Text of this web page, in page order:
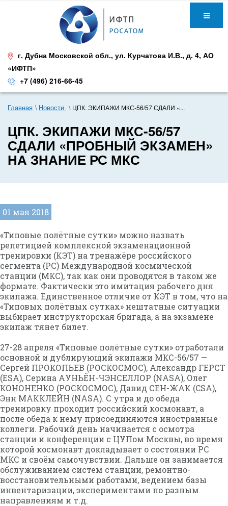
г. Дубна Московской обл., ул. Курчатова И.В., д. 4, АО
«ИФТП»
+7 (496) 216-66-45
Главная Новости ЦПК. ЭКИПАЖИ МКС-56/57 СДАЛИ «...
ЦПК. ЭКИПАЖИ МКС-56/57
СДАЛИ «ПРОБНЫЙ ЭКЗАМЕН»
НА ЗНАНИЕ РС МКС
01 мая 2018
«Типовые полётные сутки» можно назвать
репетицией комплексной экзаменационной
тренировки (КЭТ) на тренажёре российского
сегмента (РС) Международной космической
станции (МКС), так как они проводятся в таком же
формате. Фактически это имитация рабочего дня
экипажа. Единственное отличие от КЭТ в том, что на
«Типовых полётных сутках» нештатные ситуации
выбирает инструкторская бригада, а на экзамене
экипаж тянет билет.
27-28 апреля «Типовые полётные сутки» отработали
основной и дублирующий экипажи МКС-56/57 —
Сергей ПРОКОПЬЕВ (РОСКОСМОС), Александр ГЕРСТ
(ЕSА), Серина АУНЬЁН-ЧЭНСЕЛЛОР (NASA), Олег
КОНОНЕНКО (РОСКОСМОС), Давид СЕН-ЖАК (CSA),
Энн МАККЛЕЙН (NASA). С утра и до обеда
тренировку проходит российский космонавт, а
после обеда к нему присоединяются иностранные
коллеги. Рабочий день начинается с осмотра
станции и конференции с ЦУПом Москвы, во время
которой космонавт докладывает о состоянии РС
МКС и своём самочувствии. Дальше он занимается
обслуживанием систем станции, ремонтно-
восстановительными работами, ведением базы
инвентаризации, экспериментами по разным
направлениям и т.д.